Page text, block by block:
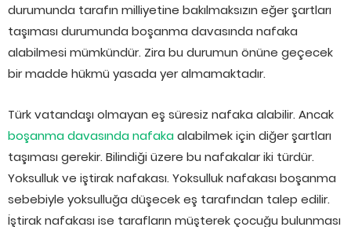
durumunda tarafın milliyetine bakılmaksızın eğer şartları
taşıması durumunda boşanma davasında nafaka
alabilmesi mümkündür. Zira bu durumun önüne geçecek
bir madde hükmü yasada yer almamaktadır.
Türk vatandaşı olmayan eş süresiz nafaka alabilir. Ancak
boşanma davasında nafakaalabilmek için diğer şartları
taşıması gerekir. Bilindiği üzere bu nafakalar iki türdür.
Yoksulluk ve iştirak nafakası. Yoksulluk nafakası boşanma
sebebiyle yoksulluğa düşecek eş tarafından talep edilir.
İştirak nafakası ise tarafların müşterek çocuğu bulunması